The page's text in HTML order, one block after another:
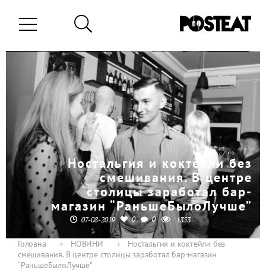
Ностальгия и коктейли без
смешивания. В центре
столицы заработал бар-
магазин “РаньшеБылоЛучше”
07-08-2019 0 0 1353
Головна › НОВИНИ ›
Ностальгия и коктейли без
смешивания. В центре столицы заработал бар-магазин
“РаньшеБылоЛучше”